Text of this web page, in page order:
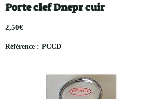
Porte clef Dnepr cuir
2,50€
Référence : PCCD